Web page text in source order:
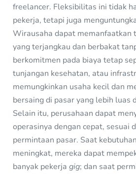
freelancer. Fleksibilitas ini tidak
pekerja, tetapi juga
Wirausaha dapat memanfaatkan
yang terjangkau dan berbakat
berkomitmen pada biaya tetap
tunjangan kesehatan, atau
memungkinkan usaha kecil dan
bersaing di pasar yang lebih luas
Selain itu, perusahaan dapat
operasinya dengan cepat, sesuai
permintaan pasar. Saat
meningkat, mereka dapat
banyak pekerjagig; dan saat